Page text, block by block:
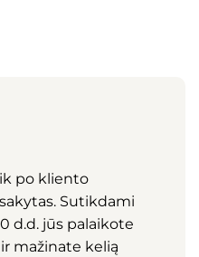
po kliento
Sutikdami
d.d. jūs palaikote
mažinate kelią